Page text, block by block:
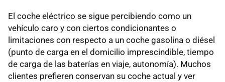
El coche eléctrico se sigue percibiendo como un
vehículo caro y con ciertos condicionantes o
limitaciones con respecto a un coche gasolina o diésel
(punto de carga en el domicilio imprescindible, tiempo
de carga de las baterías en viaje, autonomía). Muchos
clientes prefieren conservan su coche actual y ver